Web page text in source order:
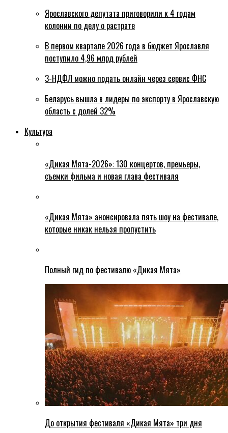
Ярославского депутата приговорили к 4 годам
колонии по делу о растрате
В первом квартале 2026 года в бюджет Ярославля
поступило 4,96 млрд рублей
3-НДФЛ можно подать онлайн через сервис ФНС
Беларусь вышла в лидеры по экспорту в Ярославскую
область с долей 32%
Культура
«Дикая Мята-2026»: 130 концертов, премьеры,
съемки фильма и новая глава фестиваля
«Дикая Мята» анонсировала пять шоу на фестивале,
которые никак нельзя пропустить
Полный гид по фестивалю «Дикая Мята»
До открытия фестиваля «Дикая Мята» три дня